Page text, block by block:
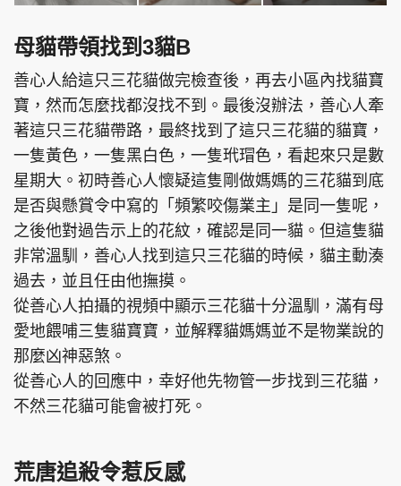
母貓帶領找到3貓B
善心人給這只三花貓做完檢查後，再去小區內找貓寶
寶，然而怎麼找都沒找不到。最後沒辦法，善心人牽
著這只三花貓帶路，最終找到了這只三花貓的貓寶，
一隻黃色，一隻黑白色，一隻玳瑁色，看起來只是數
星期大。初時善心人懷疑這隻剛做媽媽的三花貓到底
是否與懸賞令中寫的「頻繁咬傷業主」是同一隻呢，
之後他對過告示上的花紋，確認是同一貓。但這隻貓
非常溫馴，善心人找到這只三花貓的時候，貓主動湊
過去，並且任由他撫摸。
從善心人拍攝的視頻中顯示三花貓十分溫馴，滿有母
愛地餵哺三隻貓寶寶，並解釋貓媽媽並不是物業說的
那麼凶神惡煞。
從善心人的回應中，幸好他先物管一步找到三花貓，
不然三花貓可能會被打死。
荒唐追殺令惹反感